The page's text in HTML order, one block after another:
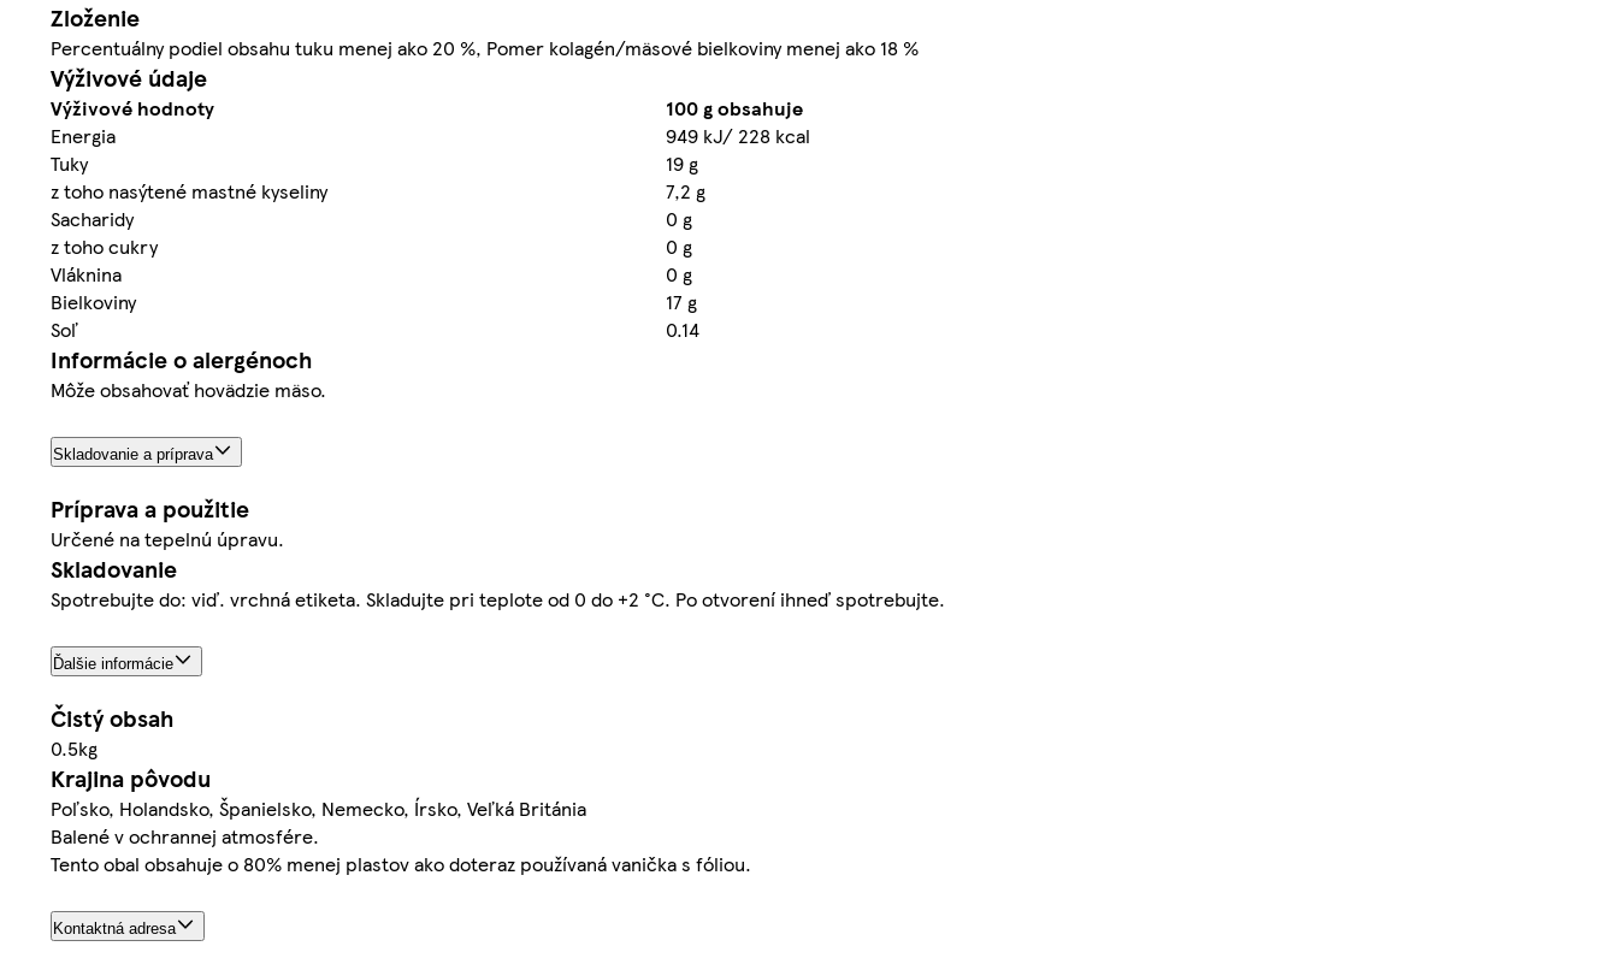
Zloženie
Percentuálny podiel obsahu tuku menej ako 20 %, Pomer kolagén/mäsové bielkoviny menej ako 18 %
Výživové údaje
Výživové hodnoty
100 g obsahuje
Energia
949 kJ/ 228 kcal
Tuky
19 g
z toho nasýtené mastné kyseliny
7,2 g
Sacharidy
0 g
z toho cukry
0 g
Vláknina
0 g
Bielkoviny
17 g
Soľ
0.14
Informácie o alergénoch
Môže obsahovať hovädzie mäso.
Skladovanie a príprava
Príprava a použitie
Určené na tepelnú úpravu.
Skladovanie
Spotrebujte do: viď. vrchná etiketa. Skladujte pri teplote od 0 do +2 °C. Po otvorení ihneď spotrebujte.
Ďalšie informácie
Čistý obsah
0.5kg
Krajina pôvodu
Poľsko, Holandsko, Španielsko, Nemecko, Írsko, Veľká Británia
Balené v ochrannej atmosfére.
Tento obal obsahuje o 80% menej plastov ako doteraz používaná vanička s fóliou.
Kontaktná adresa